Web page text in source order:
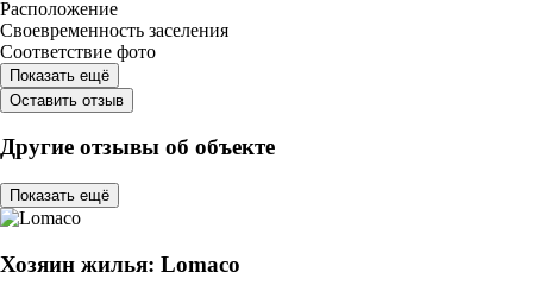
Расположение
Своевременность заселения
Соответствие фото
Показать ещё
Оставить отзыв
Другие отзывы об объекте
Показать ещё
Хозяин жилья: Lomaco